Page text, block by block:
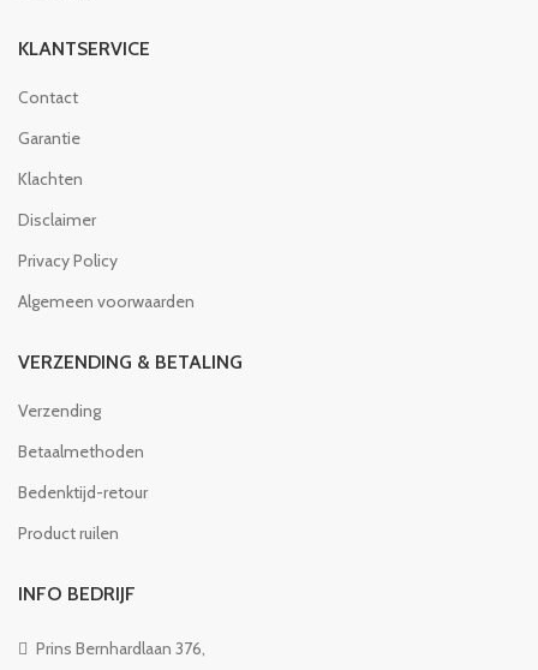
KLANTSERVICE
Contact
Garantie
Klachten
Disclaimer
Privacy Policy
Algemeen voorwaarden
VERZENDING & BETALING
Verzending
Betaalmethoden
Bedenktijd-retour
Product ruilen
INFO BEDRIJF
Prins Bernhardlaan 376,